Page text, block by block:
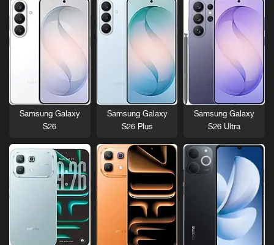
Samsung Galaxy
S26 Ultra
Samsung Galaxy
S26 Plus
Samsung Galaxy
S26